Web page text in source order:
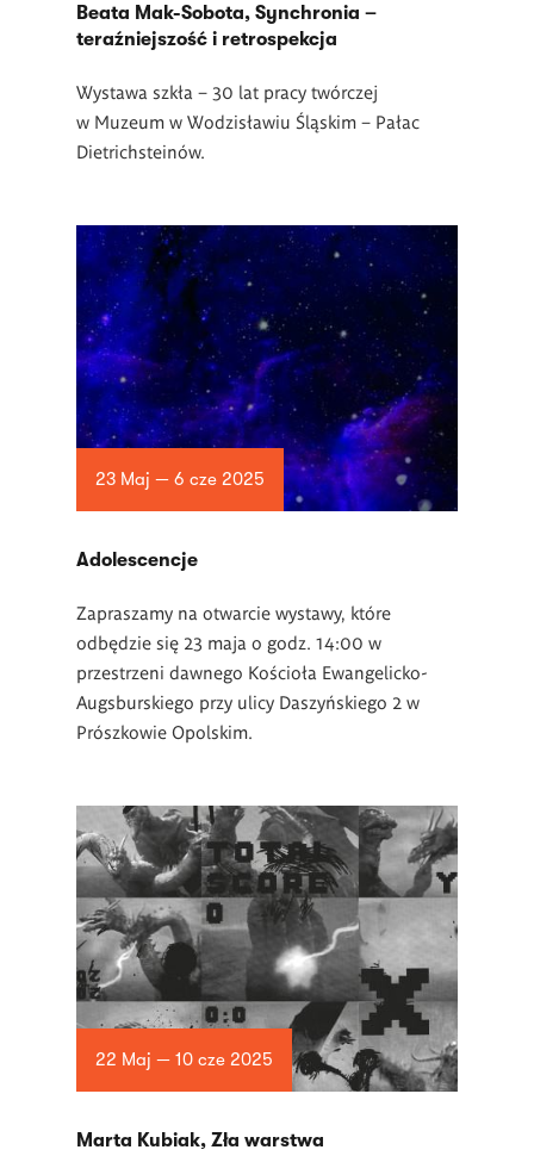
Beata Mak-Sobota, Synchronia –
teraźniejszość i retrospekcja
Wystawa szkła – 30 lat pracy twórczej
w Muzeum w Wodzisławiu Śląskim – Pałac
Dietrichsteinów.
23 Maj — 6 cze 2025
Adolescencje
Zapraszamy na otwarcie wystawy, które
odbędzie się 23 maja o godz. 14:00 w
przestrzeni dawnego Kościoła Ewangelicko-
Augsburskiego przy ulicy Daszyńskiego 2 w
Prószkowie Opolskim.
22 Maj — 10 cze 2025
Marta Kubiak, Zła warstwa